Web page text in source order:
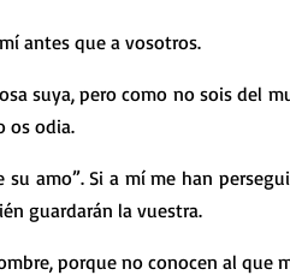
breves
Ejercicios Esp.
Semana Santa 2024
antes que a vosotros.
suya, pero como no sois del
os odia.
amo”. Si a mí me han
guardarán la vuestra.
porque no conocen al que